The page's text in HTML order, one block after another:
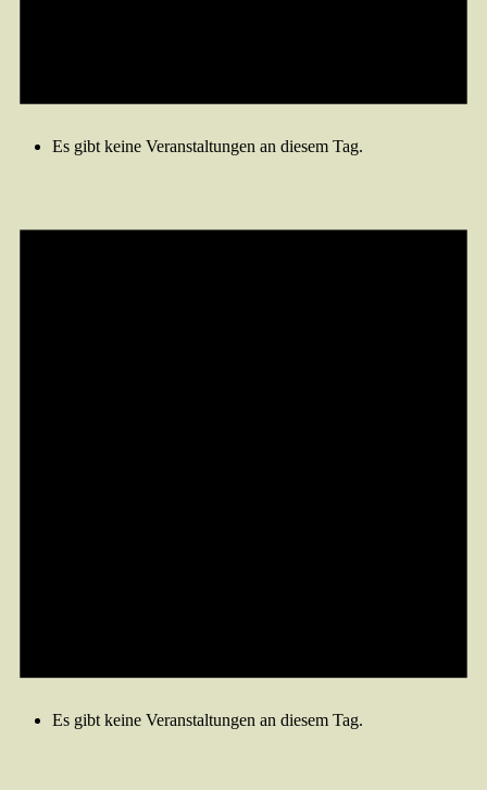
Es gibt keine Veranstaltungen an diesem Tag.
Es gibt keine Veranstaltungen an diesem Tag.